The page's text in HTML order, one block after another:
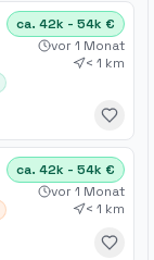
ca. 42k - 54k €
vor 1 Monat
< 1 km
ca. 42k - 54k €
vor 1 Monat
< 1 km